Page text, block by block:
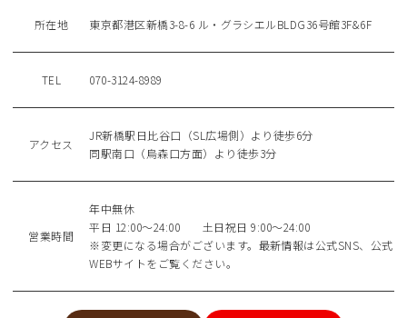
所在地 東京都港区新橋3-8-6 ル・グラシエルBLDG36号館3F&6F
TEL 070-3124-8989
アクセス
JR新橋駅日比谷口（SL広場側）より徒歩6分
同駅南口（烏森口方面）より徒歩3分
営業時間
年中無休
平日 12:00～24:00 土日祝日 9:00～24:00
※変更になる場合がございます。最新情報は公式SNS、公式
WEBサイトをご覧ください。